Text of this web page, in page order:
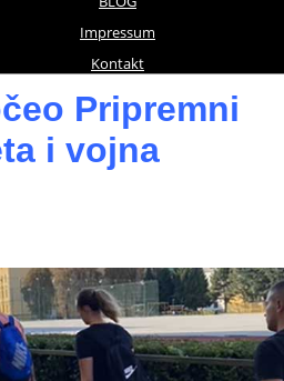
Impressum
Kontakt
kadete na vojnički
službu
Pripremni
i vojna